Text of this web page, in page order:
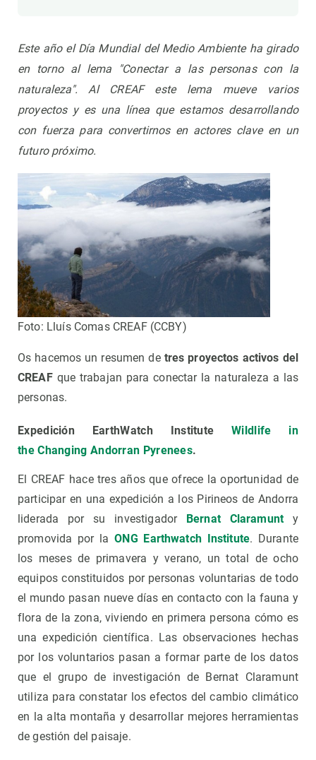
Este año el Día Mundial del Medio Ambiente ha girado
en torno al lema "Conectar a las personas con la
naturaleza". Al CREAF este lema mueve varios
proyectos y es una línea que estamos desarrollando
con fuerza para convertirnos en actores clave en un
futuro próximo.
Foto: Lluís Comas CREAF (CCBY)
Os hacemos un resumen de tres proyectos activos del
CREAFque trabajan para conectar la naturaleza a las
personas.
Expedición EarthWatch InstituteWildlife in
the Changing Andorran Pyrenees.
El CREAF hace tres años que ofrece la oportunidad de
participar en una expedición a los Pirineos de Andorra
liderada por su investigador Bernat Claramunty
promovida por laONG Earthwatch Institute. Durante
los meses de primavera y verano, un total de ocho
equipos constituidos por personas voluntarias de todo
el mundo pasan nueve días en contacto con la fauna y
flora de la zona, viviendo en primera persona cómo es
una expedición científica. Las observaciones hechas
por los voluntarios pasan a formar parte de los datos
que el grupo de investigación de Bernat Claramunt
utiliza para constatar los efectos del cambio climático
en la alta montaña y desarrollar mejores herramientas
de gestión del paisaje.